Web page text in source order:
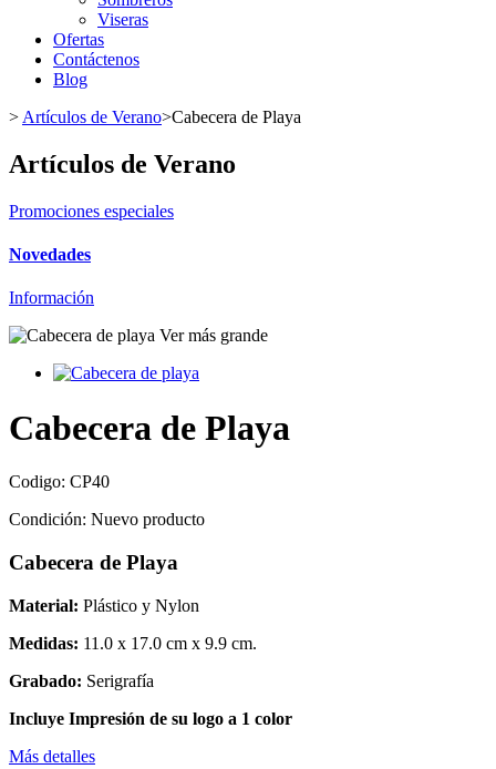
Viseras
Ofertas
Contáctenos
Blog
> Artículos de Verano>Cabecera de Playa
Artículos de Verano
Promociones especiales
Novedades
Información
Ver más grande
Cabecera de Playa
Codigo: CP40
Condición: Nuevo producto
Cabecera de Playa
Material: Plástico y Nylon
Medidas: 11.0 x 17.0 cm x 9.9 cm.
Grabado: Serigrafía
Incluye Impresión de su logo a 1 color
Más detalles